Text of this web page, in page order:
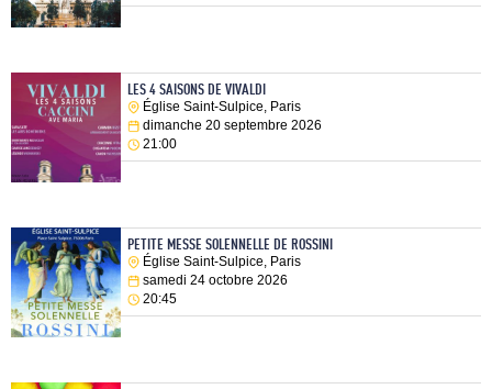
LES 4 SAISONS DE VIVALDI
Église Saint-Sulpice, Paris
dimanche 20 septembre 2026
21:00
PETITE MESSE SOLENNELLE DE ROSSINI
Église Saint-Sulpice, Paris
samedi 24 octobre 2026
20:45